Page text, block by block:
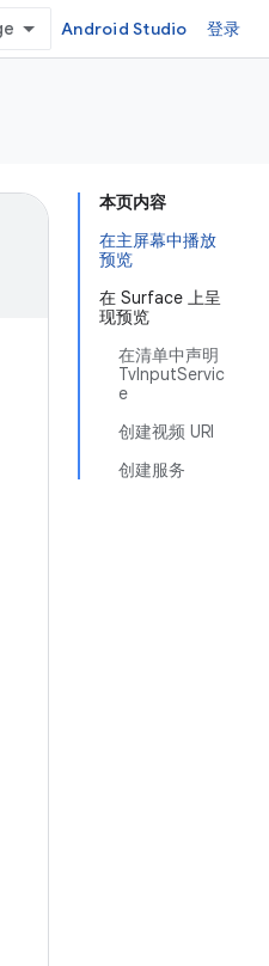
Android Studio 登录
本页内容
在主屏幕中播放
预览
在 Surface 上呈
现预览
在清单中声明
TvInputServic
e
创建视频 URI
创建服务